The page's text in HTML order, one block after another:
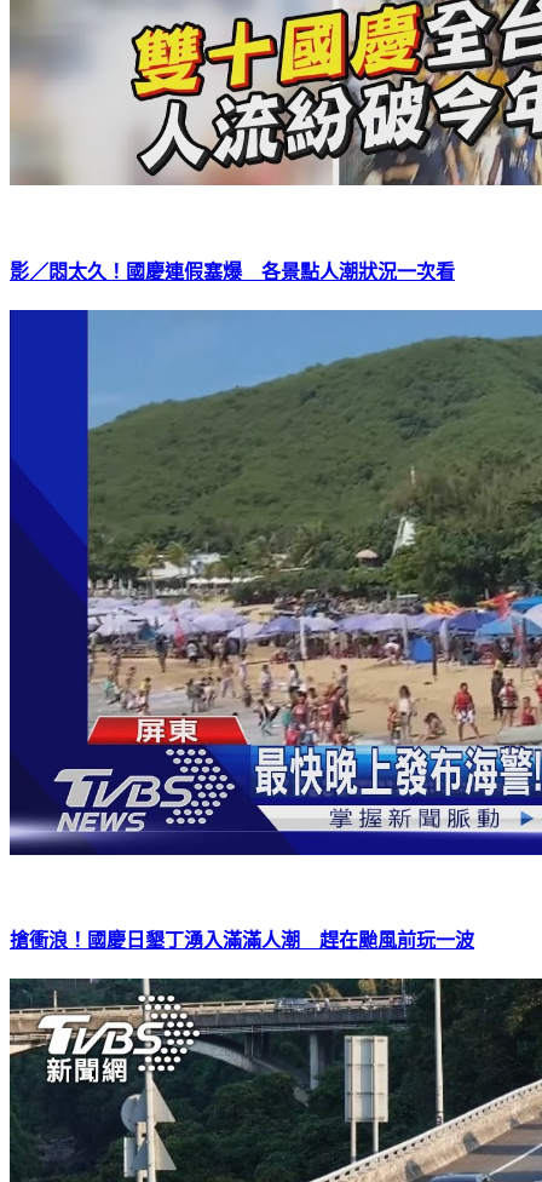
影／悶太久！國慶連假塞爆 各景點人潮狀況一次看
搶衝浪！國慶日墾丁湧入滿滿人潮 趕在颱風前玩一波